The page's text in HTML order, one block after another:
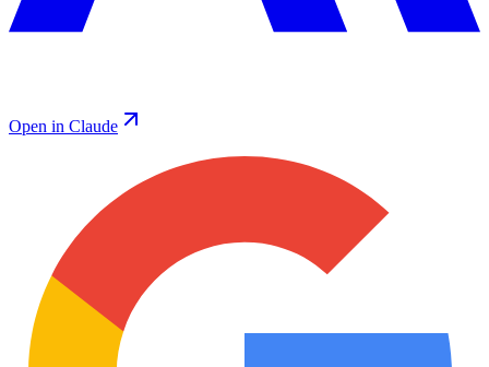
Open in Claude